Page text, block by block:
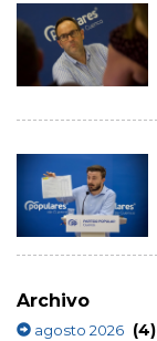
Archivo
agosto 2026 (4)